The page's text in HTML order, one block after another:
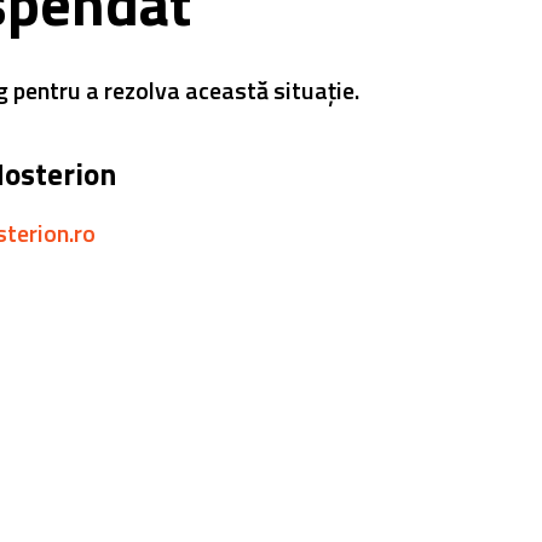
a rezolva această situație.